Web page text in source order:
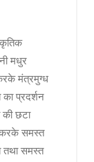
मधुर
मंत्रमुग्ध
प्रदर्शन
की छटा
करके समस्त
तथा समस्त